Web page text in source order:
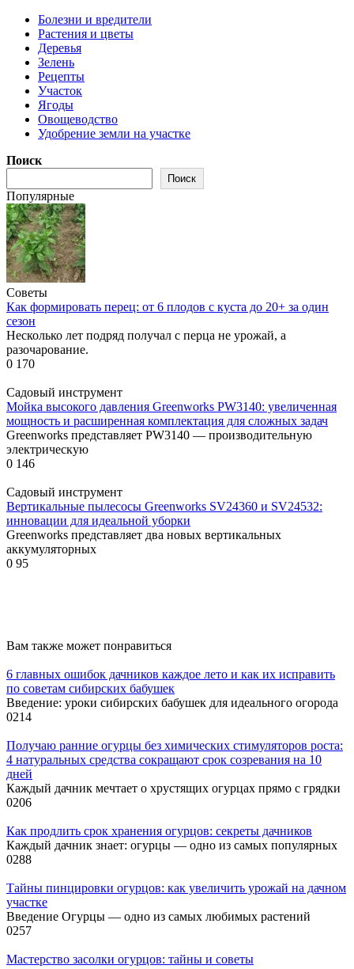
Болезни и вредители
Растения и цветы
Деревья
Зелень
Рецепты
Участок
Ягоды
Овощеводство
Удобрение земли на участке
Поиск
Поиск
Популярные
Советы
Как формировать перец: от 6 плодов с куста до 20+ за один
сезон
Несколько лет подряд получал с перца не урожай, а
разочарование.
0 170
Садовый инструмент
Мойка высокого давления Greenworks PW3140: увеличенная
мощность и расширенная комплектация для сложных задач
Greenworks представляет PW3140 — производительную
электрическую
0 146
Садовый инструмент
Вертикальные пылесосы Greenworks SV24360 и SV24532:
инновации для идеальной уборки
Greenworks представляет два новых вертикальных
аккумуляторных
0 95
Вам также может понравиться
6 главных ошибок дачников каждое лето и как их исправить
по советам сибирских бабушек
Введение: уроки сибирских бабушек для идеального огорода
0214
Получаю ранние огурцы без химических стимуляторов роста:
4 натуральных средства сокращают срок созревания на 10
дней
Каждый дачник мечтает о хрустящих огурцах прямо с грядки
0206
Как продлить срок хранения огурцов: секреты дачников
Каждый дачник знает: огурцы — одно из самых популярных
0288
Тайны пинцировки огурцов: как увеличить урожай на дачном
участке
Введение Огурцы — одно из самых любимых растений
0257
Мастерство засолки огурцов: тайны и советы